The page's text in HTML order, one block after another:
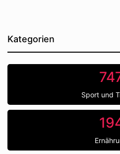
Kategorien
Sport und